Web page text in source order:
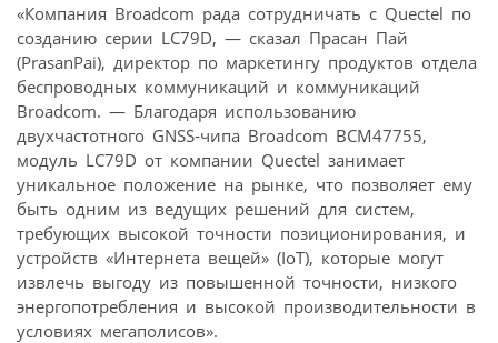
«Компания Broadcom рада сотрудничать с Quectel по
созданию серии LC79D, — сказал Прасан Пай
(PrasanPai), директор по маркетингу продуктов отдела
беспроводных коммуникаций и коммуникаций
Broadcom. — Благодаря использованию
двухчастотного GNSS-чипа Broadcom BCM47755,
модуль LC79D от компании Quectel занимает
уникальное положение на рынке, что позволяет ему
быть одним из ведущих решений для систем,
требующих высокой точности позиционирования, и
устройств «Интернета вещей» (IoT), которые могут
извлечь выгоду из повышенной точности, низкого
энергопотребления и высокой производительности в
условиях мегаполисов».